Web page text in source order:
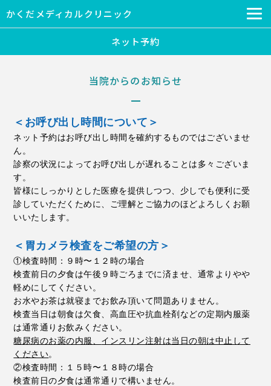
かくだメディカルクリニック
ネット予約
当院からのお知らせ
＜ お呼び出し時間について ＞
ネット予約はお呼び出し時間を確約するものではございませ
ん。
診察の状況によってお呼び出しが遅れることは多々ございま
す。
皆様にしっかりとした医療を提供しつつ、少しでも便利に受
診していただくために、ご理解とご協力のほどよろしくお願
いいたします。
＜胃カメラ検査をご希望の方＞
①検査時間：９時〜１２時の場合
検査前日の夕食は午後９時ごろまでに済ませ、通常よりやや
軽めにしてください。
お水やお茶は就寝までお飲み頂いて問題ありません。
検査当日は朝食は欠食、 高血圧や抗血栓剤などの定期内服薬
は通常通りお飲みください。
糖尿病のお薬の内服、 インスリン注射は当日の朝は中止して
ください。
②検査時間：１５時〜１８時の場合
検査前日の夕食は通常通りで構いません。